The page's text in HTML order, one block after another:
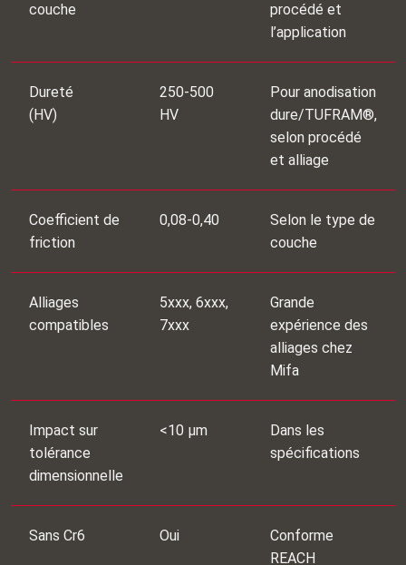
couche
procédé et
l’application
Dureté
(HV)
250-500
HV
Pour anodisation
dure/TUFRAM®,
selon procédé
et alliage
Coefficient de
friction
0,08-0,40
Selon le type de
couche
Alliages
compatibles
5xxx, 6xxx,
7xxx
Grande
expérience des
alliages chez
Mifa
Impact sur
tolérance
dimensionnelle
<10 μm
Dans les
spécifications
Sans Cr6 Oui
Conforme
REACH